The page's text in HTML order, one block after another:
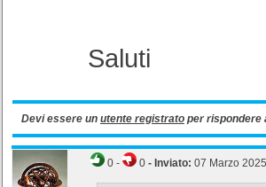
Saluti
Devi essere un utente registrato per rispondere
0 - 0 - Inviato: 07 Marzo